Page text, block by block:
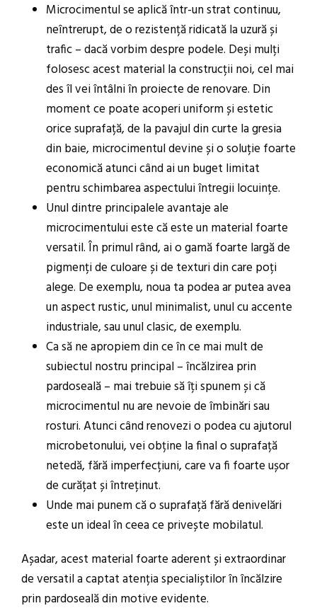
Microcimentul se aplică într-un strat continuu,
neîntrerupt, de o rezistență ridicată la uzură și
trafic – dacă vorbim despre podele. Deși mulți
folosesc acest material la construcții noi, cel mai
des îl vei întâlni în proiecte de renovare. Din
moment ce poate acoperi uniform și estetic
orice suprafață, de la pavajul din curte la gresia
din baie, microcimentul devine și o soluție foarte
economică atunci când ai un buget limitat
pentru schimbarea aspectului întregii locuințe.
Unul dintre principalele avantaje ale
microcimentului este că este un material foarte
versatil. În primul rând, ai o gamă foarte largă de
pigmenți de culoare și de texturi din care poți
alege. De exemplu, noua ta podea ar putea avea
un aspect rustic, unul minimalist, unul cu accente
industriale, sau unul clasic, de exemplu.
Ca să ne apropiem din ce în ce mai mult de
subiectul nostru principal – încălzirea prin
pardoseală – mai trebuie să îți spunem și că
microcimentul nu are nevoie de îmbinări sau
rosturi. Atunci când renovezi o podea cu ajutorul
microbetonului, vei obține la final o suprafață
netedă, fără imperfecțiuni, care va fi foarte ușor
de curățat și întreținut.
Unde mai punem că o suprafață fără denivelări
este un ideal în ceea ce privește mobilatul.
Așadar, acest material foarte aderent și extraordinar
de versatil a captat atenția specialiștilor în încălzire
prin pardoseală din motive evidente.